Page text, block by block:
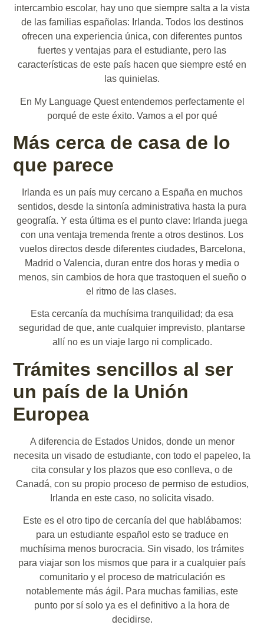
intercambio escolar, hay uno que siempre salta a la vista
de las familias españolas: Irlanda. Todos los destinos
ofrecen una experiencia única, con diferentes puntos
fuertes y ventajas para el estudiante, pero las
características de este país hacen que siempre esté en
las quinielas.
En My Language Quest entendemos perfectamente el
porqué de este éxito. Vamos a el por qué
Más cerca de casa de lo
que parece
Irlanda es un país muy cercano a España en muchos
sentidos, desde la sintonía administrativa hasta la pura
geografía. Y esta última es el punto clave: Irlanda juega
con una ventaja tremenda frente a otros destinos. Los
vuelos directos desde diferentes ciudades, Barcelona,
Madrid o Valencia, duran entre dos horas y media o
menos, sin cambios de hora que trastoquen el sueño o
el ritmo de las clases.
Esta cercanía da muchísima tranquilidad; da esa
seguridad de que, ante cualquier imprevisto, plantarse
allí no es un viaje largo ni complicado.
Trámites sencillos al ser
un país de la Unión
Europea
A diferencia de Estados Unidos, donde un menor
necesita un visado de estudiante, con todo el papeleo, la
cita consular y los plazos que eso conlleva, o de
Canadá, con su propio proceso de permiso de estudios,
Irlanda en este caso, no solicita visado.
Este es el otro tipo de cercanía del que hablábamos:
para un estudiante español esto se traduce en
muchísima menos burocracia. Sin visado, los trámites
para viajar son los mismos que para ir a cualquier país
comunitario y el proceso de matriculación es
notablemente más ágil. Para muchas familias, este
punto por sí solo ya es el definitivo a la hora de
decidirse.